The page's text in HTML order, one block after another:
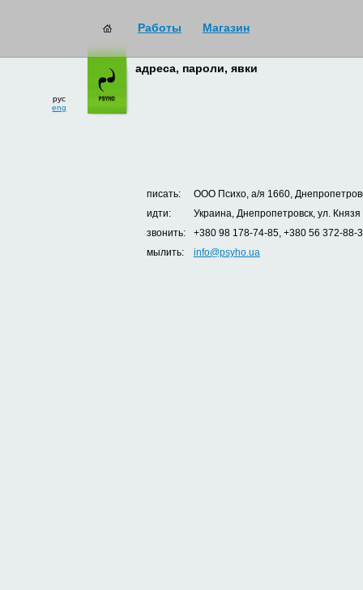
Работы Магазин
рус
eng
адреса, пароли, явки
писать:
ООО Психо, а/я 1660,
идти:
Украина, Днепропетровск, ул.
звонить:
+380 98 178-74-85, +380 56 372-88-
мылить:
info@psyho.ua